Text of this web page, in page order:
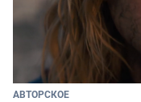
АВТОРСКОЕ